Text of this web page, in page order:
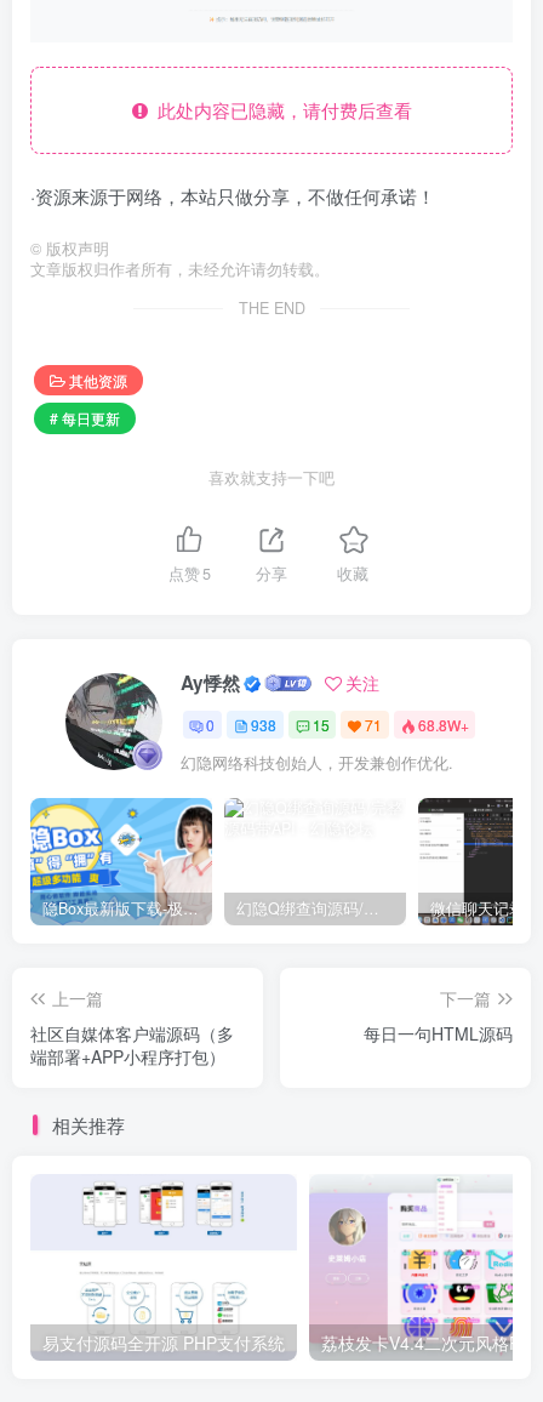
此处内容已隐藏，请付费后查看
·资源来源于网络，本站只做分享，不做任何承诺！
© 版权声明
文章版权归作者所有，未经允许请勿转载。
THE END
其他资源
# 每日更新
喜欢就支持一下吧
点赞5 分享 收藏
Ay悸然 关注
0 938 15 71 68.8W+
幻隐网络科技创始人，开发兼创作优化.
隐Box最新版下载-极致模式 幻隐Q绑查询源码/完整源码带API
上一篇
社区自媒体客户端源码（多
端部署+APP小程序打包）
下一篇
每日一句HTML源码
相关推荐
易支付源码全开源 PHP支付系统